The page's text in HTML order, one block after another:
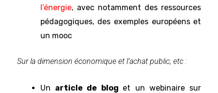
l’énergie, avec notamment des ressources
pédagogiques, des exemples européens et
un mooc
Sur la dimension économique et l’achat public, etc :
Un article de blog et un webinaire sur